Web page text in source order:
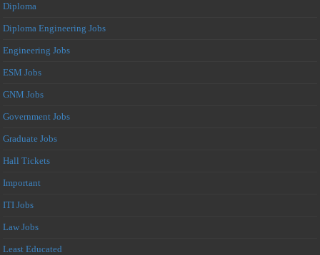
Diploma
Diploma Engineering Jobs
Engineering Jobs
ESM Jobs
GNM Jobs
Government Jobs
Graduate Jobs
Hall Tickets
Important
ITI Jobs
Law Jobs
Least Educated